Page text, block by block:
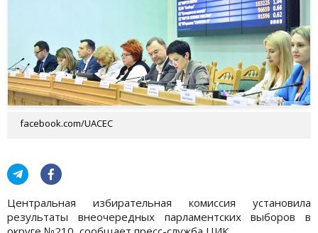
facebook.com/UACEC
Центральная избирательная комиссия установила
результаты внеочередных парламентских выборов в